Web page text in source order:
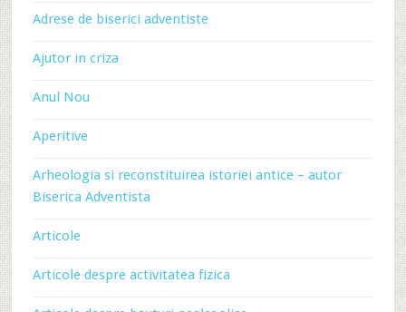
Adrese de biserici adventiste
Ajutor in criza
Anul Nou
Aperitive
Arheologia si reconstituirea istoriei antice – autor
Biserica Adventista
Articole
Articole despre activitatea fizica